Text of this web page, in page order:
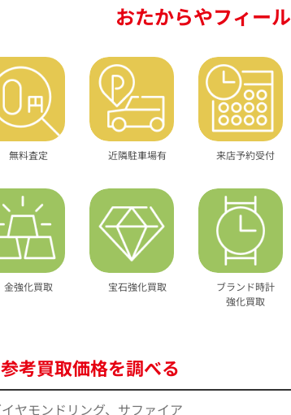
おたからやフィー
無料査定 近隣駐車場有 来店予約受付
金強化買取 宝石強化買取
ブランド時計
強化買取
参考買取価格を調べる